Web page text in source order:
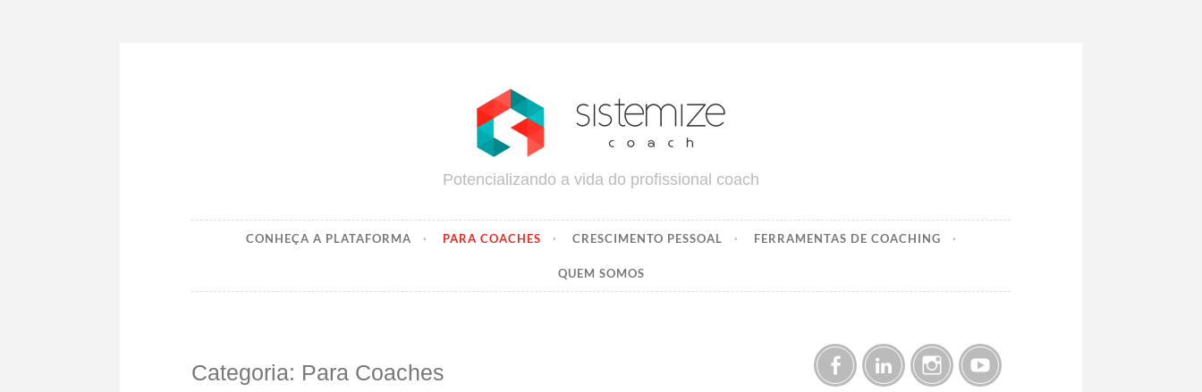
Potencializando a vida do profissional coach
CONHEÇA A PLATAFORMA PARA COACHES CRESCIMENTO PESSOAL FERRAMENTAS DE COACHING
QUEM SOMOS
Categoria: Para Coaches